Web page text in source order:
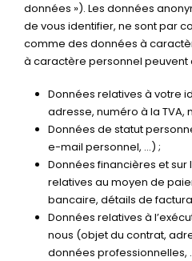
données »). Les données
de vous identifier, ne sont par
comme des données à
à caractère personnel peuvent
Données relatives à votre
adresse, numéro à la TVA,
Données de statut
e-mail personnel, …) ;
Données financières et
relatives au moyen de
bancaire, détails de
Données relatives à
nous (objet du contrat,
données professionnelles,